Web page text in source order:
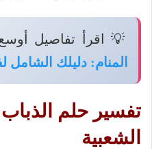
💡 اقرأ تفاصيل
المنام: دليلك الشامل
تفسير حلم الذباب
الشعبية